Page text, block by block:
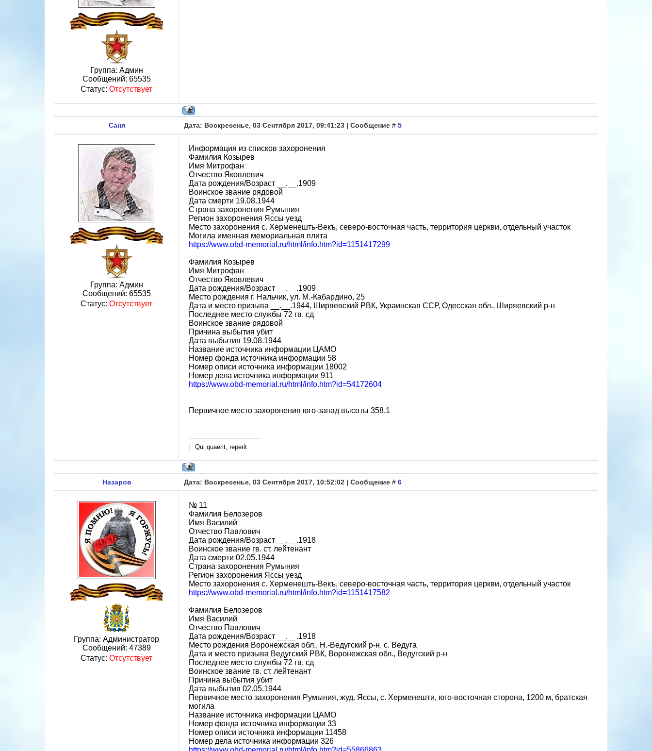
Группа: Админ
Сообщений: 65535
Статус: Отсутствует
Саня Дата: Воскресенье, 03 Сентября 2017, 09:41:23 | Сообщение # 5
Группа: Админ
Сообщений: 65535
Статус: Отсутствует
Информация из списков захоронения
Фамилия Козырев
Имя Митрофан
Отчество Яковлевич
Дата рождения/Возраст __.__.1909
Воинское звание рядовой
Дата смерти 19.08.1944
Страна захоронения Румыния
Регион захоронения Яссы уезд
Место захоронения с. Херменешть-Векъ, северо-восточная часть, территория церкви, отдельный участок
Могила именная мемориальная плита
https://www.obd-memorial.ru/html/info.htm?id=1151417299
Фамилия Козырев
Имя Митрофан
Отчество Яковлевич
Дата рождения/Возраст __.__.1909
Место рождения г. Нальчик, ул. М.-Кабардино, 25
Дата и место призыва __.__.1944, Ширяевский РВК, Украинская ССР, Одесская обл., Ширяевский р-н
Последнее место службы 72 гв. сд
Воинское звание рядовой
Причина выбытия убит
Дата выбытия 19.08.1944
Название источника информации ЦАМО
Номер фонда источника информации 58
Номер описи источника информации 18002
Номер дела источника информации 911
https://www.obd-memorial.ru/html/info.htm?id=54172604
Первичное место захоронения юго-запад высоты 358.1
Qui quaerit, reperit
Назаров Дата: Воскресенье, 03 Сентября 2017, 10:52:02 | Сообщение # 6
Группа: Администратор
Сообщений: 47389
Статус: Отсутствует
№ 11
Фамилия Белозеров
Имя Василий
Отчество Павлович
Дата рождения/Возраст __.__.1918
Воинское звание гв. ст. лейтенант
Дата смерти 02.05.1944
Страна захоронения Румыния
Регион захоронения Яссы уезд
Место захоронения с. Херменешть-Векъ, северо-восточная часть, территория церкви, отдельный участок
https://www.obd-memorial.ru/html/info.htm?id=1151417582
Фамилия Белозеров
Имя Василий
Отчество Павлович
Дата рождения/Возраст __.__.1918
Место рождения Воронежская обл., Н.-Ведугский р-н, с. Ведуга
Дата и место призыва Ведугский РВК, Воронежская обл., Ведугский р-н
Последнее место службы 72 гв. сд
Воинское звание гв. ст. лейтенант
Причина выбытия убит
Дата выбытия 02.05.1944
Первичное место захоронения Румыния, жуд. Яссы, с. Херменешти, юго-восточная сторона, 1200 м, братская
могила
Название источника информации ЦАМО
Номер фонда источника информации 33
Номер описи источника информации 11458
Номер дела источника информации 326